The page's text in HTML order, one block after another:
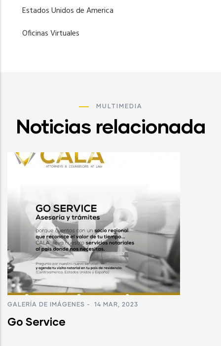
Estados Unidos de America
Oficinas Virtuales
MULTIMEDIA
Noticias relacionada
GALERÍA DE IMÁGENES - 14 MAR, 2023
Go Service